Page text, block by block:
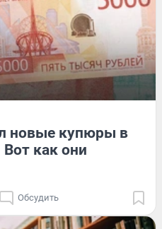
новые купюры в
как они
Обсудить